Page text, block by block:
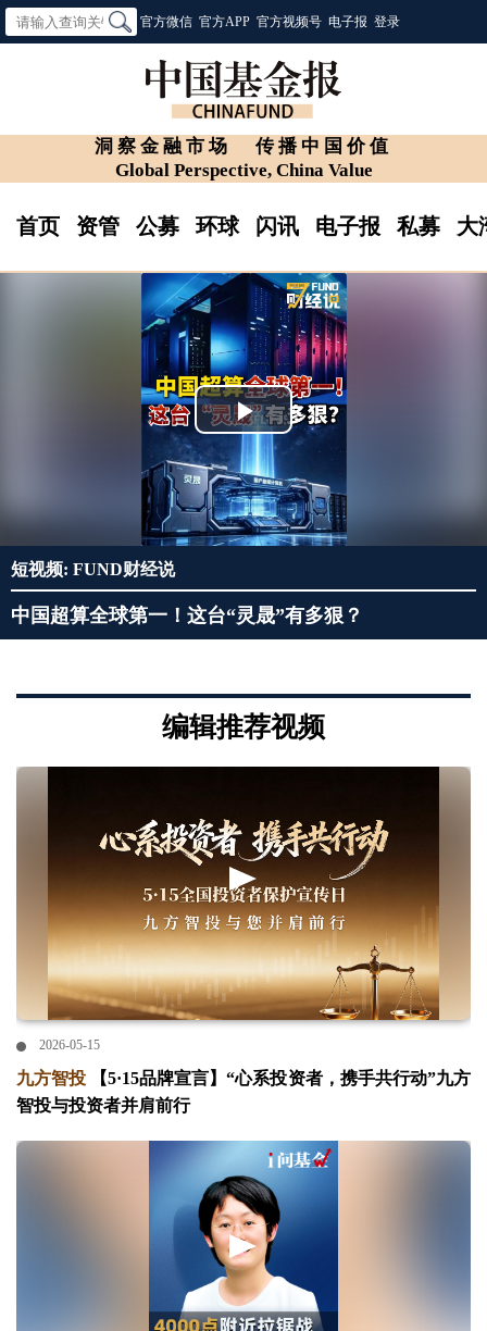
官方微信 官方APP 官方视频号 电子报 登录
洞察金融市场
传播中国价值
Global Perspective, China Value
首页 资管 公募 环球 闪讯 电子报 私募 大
Play
Video
短视频: FUND财经说
中国超算全球第一！这台“灵晟”有多狠？
编辑推荐视频
2026-05-15
九方智投
【5·15品牌宣言】“心系投资者，携手共行动”九方
智投与投资者并肩前行